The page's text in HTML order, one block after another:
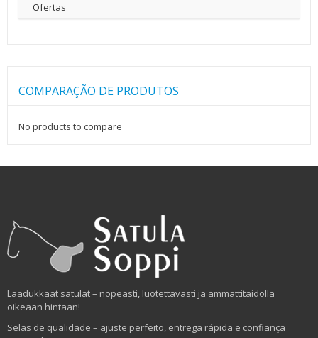
Ofertas
COMPARAÇÃO DE PRODUTOS
No products to compare
Laadukkaat satulat – nopeasti, luotettavasti ja ammattitaidolla
oikeaan hintaan!
Selas de qualidade – ajuste perfeito, entrega rápida e confiança